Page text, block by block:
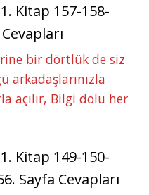
Kitap 157-158-
bir dörtlük de siz
arkadaşlarınızla
açılır, Bilgi dolu her
Kitap 149-150-
Sayfa Cevapları